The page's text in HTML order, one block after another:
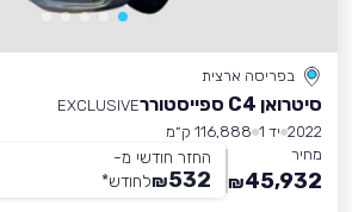
בפריסה ארצית
סיטרואן C4 ספייסטורר
EXCLUSIVE
2022 יד 1
116,888 ק״מ
מחיר
45,932
₪
החזר חודשי מ-
532
₪לחודש*